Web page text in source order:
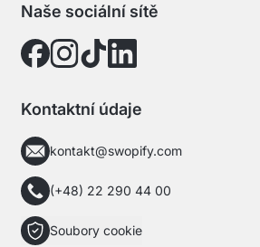
Naše sociální sítě
Kontaktní údaje
kontakt@swopify.com
(+48) 22 290 44 00
Soubory cookie